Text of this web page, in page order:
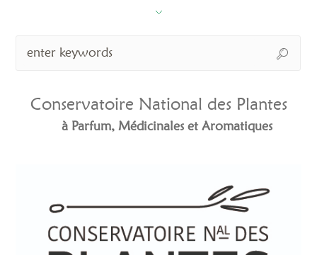
Conservatoire National des Plantes
à Parfum, Médicinales et Aromatiques